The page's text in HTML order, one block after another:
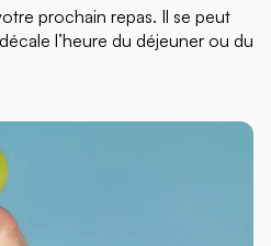
prochain repas. Il se peut
l’heure du déjeuner ou du